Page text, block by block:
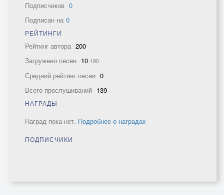
Подписчиков 0
Подписан на 0
РЕЙТИНГИ
Рейтинг автора 200
Загружено песен 10 190
Средний рейтинг песни 0
Всего прослушиваний 139
НАГРАДЫ
Наград пока нет. Подробнее о наградах
ПОДПИСЧИКИ